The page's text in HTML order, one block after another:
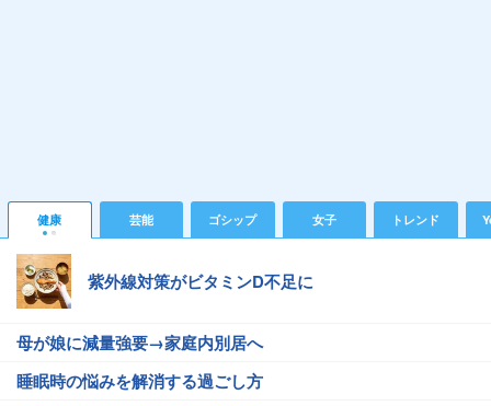
健康 芸能 ゴシップ 女子 トレンド
紫外線対策がビタミンD不足に
母が娘に減量強要→家庭内別居へ
睡眠時の悩みを解消する過ごし方